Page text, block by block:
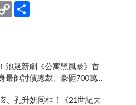
Copy
Link
池晟新劇《公寓黑風暴》首
最帥討債總裁、豪砸700萬娶
、孔升妍同框！《21世紀大